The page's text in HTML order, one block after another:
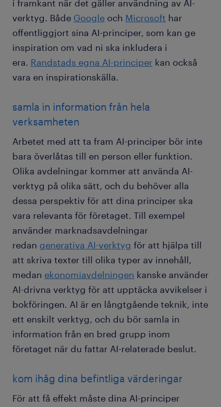
i framkant när det gäller användning av AI-
verktyg. Både Google och Microsoft har
offentliggjort sina AI-principer, som kan ge
inspiration om vad ni ska inkludera i
era. Randstads egna AI-principer kan också
vara en inspirationskälla.
samla in information från hela
verksamheten
Arbetet med att ta fram AI-principer bör inte
bara överlåtas till en person eller funktion.
Olika avdelningar kommer att använda AI-
verktyg på olika sätt, och du behöver alla
dessa perspektiv för att dina principer ska
vara relevanta för företaget. Till exempel
använder marknadsavdelningar
redan generativa AI-verktyg för att hjälpa till
att skriva texter till olika typer av innehåll,
medan ekonomiavdelningen kanske använder
AI-drivna verktyg för att upptäcka avvikelser i
bokföringen. AI är en långtgående teknik, inte
ett enskilt verktyg, och du bör samla in
information från en bred grupp inom
företaget när du fattar AI-relaterade beslut.
kom ihåg dina befintliga värderingar
För att få effekt måste dina AI-principer